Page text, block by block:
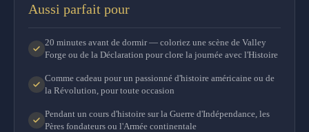
Aussi parfait pour
20 minutes avant de dormir — coloriez une scène de Valley
Forge ou de la Déclaration pour clore la journée avec l'Histoire
Comme cadeau pour un passionné d'histoire américaine ou de
la Révolution, pour toute occasion
Pendant un cours d'histoire sur la Guerre d'Indépendance, les
Pères fondateurs ou l'Armée continentale